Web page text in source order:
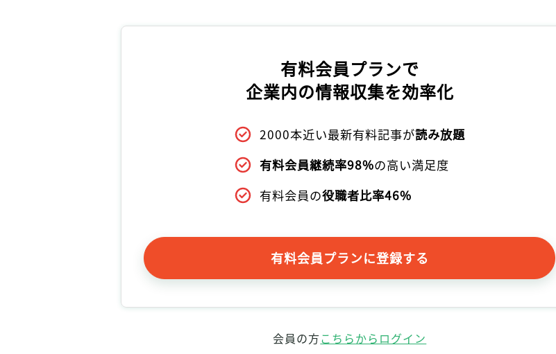
有料会員プランで
企業内の情報収集を効率化
2000本近い最新有料記事が読み放題
有料会員継続率98%の高い満足度
有料会員の役職者比率46%
有料会員プランに登録する
会員の方こちらからログイン
記事をお気に入りに保存するには
ログイン 会員登録